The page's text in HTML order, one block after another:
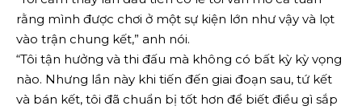
rằng mình được chơi ở một sự kiện lớn như vậy và lọt
vào trận chung kết,” anh nói.
“Tôi tận hưởng và thi đấu mà không có bất kỳ kỳ vọng
nào. Nhưng lần này khi tiến đến giai đoạn sau, tứ kết
và bán kết, tôi đã chuẩn bị tốt hơn để biết điều gì sắp